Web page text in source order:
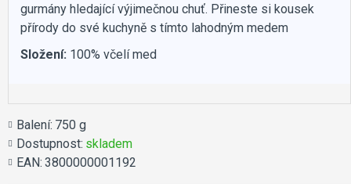
gurmány hledající výjimečnou chuť. Přineste si kousek
přírody do své kuchyně s tímto lahodným medem
Složení: 100% včelí med
Balení: 750 g
Dostupnost: skladem
EAN: 3800000001192